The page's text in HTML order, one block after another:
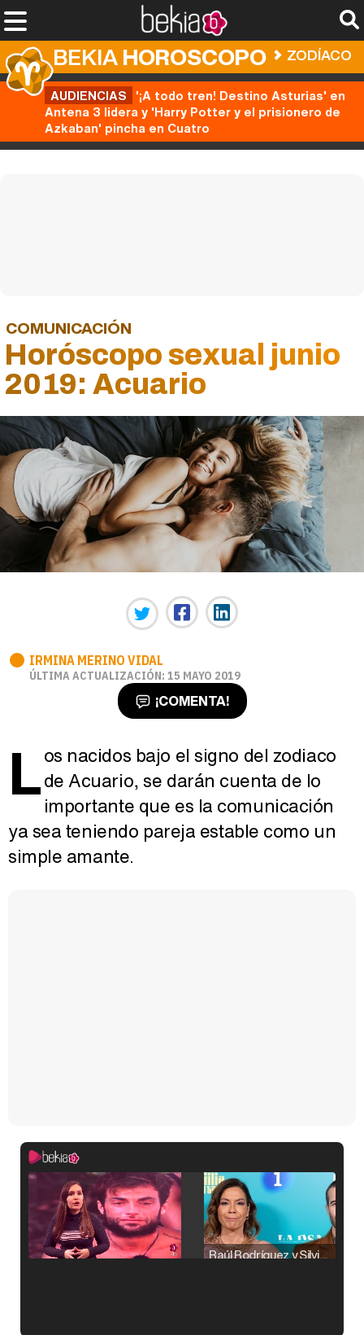
BEKIAHOROSCOPO ZODÍACO
AUDIENCIAS '¡A todo tren! Destino Asturias' en
Antena 3 lidera y 'Harry Potter y el prisionero de
Azkaban' pincha en Cuatro
COMUNICACIÓN
Horóscopo sexual junio
2019: Acuario
IRMINA MERINO VIDAL
ÚLTIMA ACTUALIZACIÓN: 15 MAYO 2019
¡COMENTA!
Los nacidos bajo el signo del zodiaco
de Acuario, se darán cuenta de lo
importante que es la comunicación
ya sea teniendo pareja estable como un
simple amante.
Raúl Rodríguez y Silvia Taulés nos cuentan su papel en 'La familia de la tele'